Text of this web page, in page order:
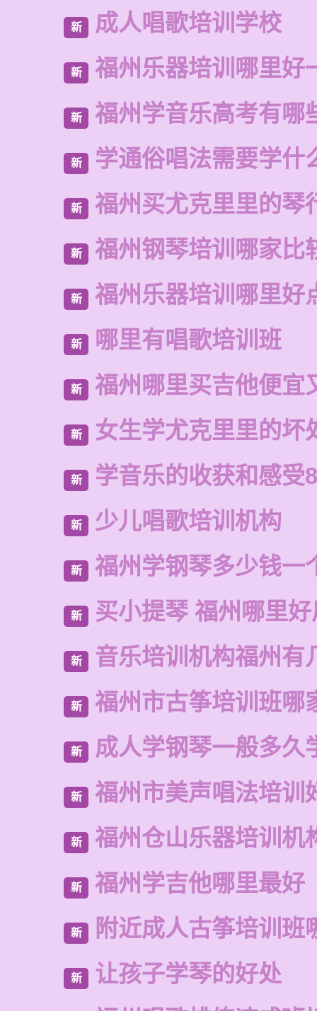
新 成人唱歌培训学校
新 福州乐器培训哪里好
新 福州学音乐高考有哪
新 学通俗唱法需要学什
新 福州买尤克里里的琴
新 福州钢琴培训哪家比
新 福州乐器培训哪里好
新 哪里有唱歌培训班
新 福州哪里买吉他便宜
新 女生学尤克里里的坏
新 学音乐的收获和感受
新 少儿唱歌培训机构
新 福州学钢琴多少钱一
新 买小提琴 福州哪里
新 音乐培训机构福州有
新 福州市古筝培训班哪
新 成人学钢琴一般多久
新 福州市美声唱法培训
新 福州仓山乐器培训机
新 福州学吉他哪里最好
新 附近成人古筝培训班
新
让孩子学琴的好处